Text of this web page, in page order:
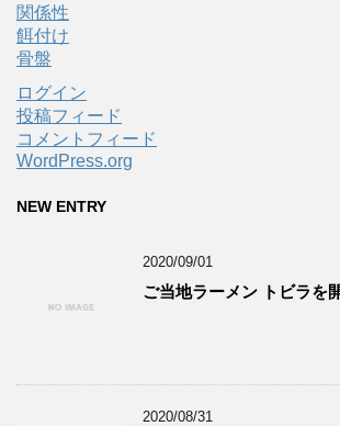
関係性
餌付け
骨盤
ログイン
投稿フィード
コメントフィード
WordPress.org
NEW ENTRY
2020/09/01
ご当地ラーメン トビラを
2020/08/31